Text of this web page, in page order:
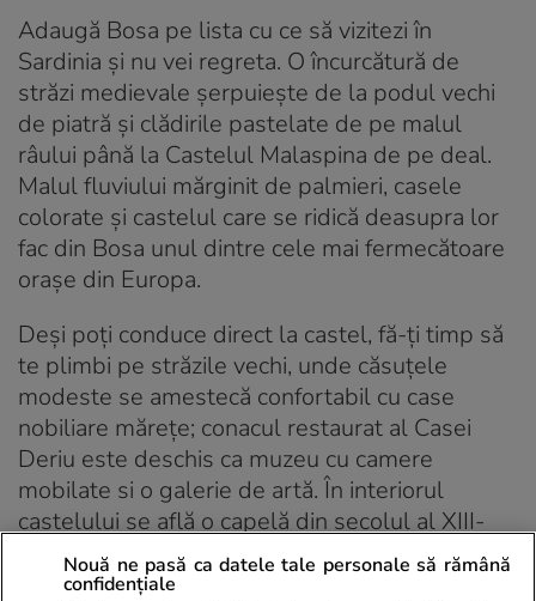
Adaugă Bosa pe lista cu ce să vizitezi în
Sardinia și nu vei regreta. O încurcătură de
străzi medievale șerpuiește de la podul vechi
de piatră și clădirile pastelate de pe malul
râului până la Castelul Malaspina de pe deal.
Malul fluviului mărginit de palmieri, casele
colorate și castelul care se ridică deasupra lor
fac din Bosa unul dintre cele mai fermecătoare
orașe din Europa.
Deși poți conduce direct la castel, fă-ți timp să
te plimbi pe străzile vechi, unde căsuțele
modeste se amestecă confortabil cu case
nobiliare mărețe; conacul restaurat al Casei
Deriu este deschis ca muzeu cu camere
mobilate si o galerie de artă. În interiorul
castelului se află o capelă din secolul al XIII-
lea, unde ar trebui să vezi ciclul neobișnuit de
fresce din secolul al XIV-lea.
Nouă ne pasă ca datele tale personale să rămână
confidențiale